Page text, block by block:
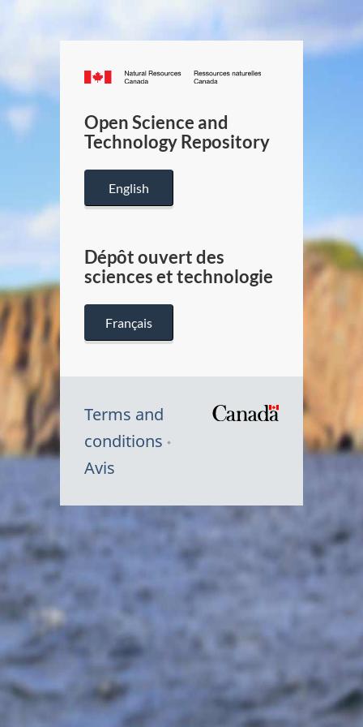
Canada.ca
/
Canada
Open Science and
Technology Repository
English
Dépôt ouvert des
sciences et technologie
Français
Terms and
conditions
Avis
Symbole
Canada